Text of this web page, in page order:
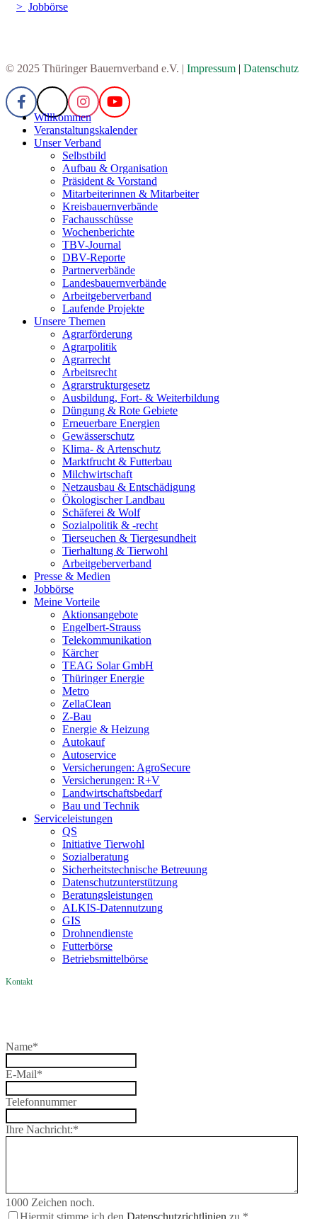
Jobbörse
© 2025 Thüringer Bauernverband e.V. | Impressum | Datenschutz
Willkommen
Veranstaltungskalender
Unser Verband
Selbstbild
Aufbau & Organisation
Präsident & Vorstand
Mitarbeiterinnen & Mitarbeiter
Kreisbauernverbände
Fachausschüsse
Wochenberichte
TBV-Journal
DBV-Reporte
Partnerverbände
Landesbauernverbände
Arbeitgeberverband
Laufende Projekte
Unsere Themen
Agrarförderung
Agrarpolitik
Agrarrecht
Arbeitsrecht
Agrarstrukturgesetz
Ausbildung, Fort- & Weiterbildung
Düngung & Rote Gebiete
Erneuerbare Energien
Gewässerschutz
Klima- & Artenschutz
Marktfrucht & Futterbau
Milchwirtschaft
Netzausbau & Entschädigung
Ökologischer Landbau
Schäferei & Wolf
Sozialpolitik & -recht
Tierseuchen & Tiergesundheit
Tierhaltung & Tierwohl
Arbeitgeberverband
Presse & Medien
Jobbörse
Meine Vorteile
Aktionsangebote
Engelbert-Strauss
Telekommunikation
Kärcher
TEAG Solar GmbH
Thüringer Energie
Metro
ZellaClean
Z-Bau
Energie & Heizung
Autokauf
Autoservice
Versicherungen: AgroSecure
Versicherungen: R+V
Landwirtschaftsbedarf
Bau und Technik
Service­­leistungen
QS
Initiative Tierwohl
Sozialberatung
Sicherheitstechnische Betreuung
Datenschutzunterstützung
Beratungsleistungen
ALKIS-Datennutzung
GIS
Drohnendienste
Futterbörse
Betriebsmittelbörse
Kontakt
Name*
E-Mail*
Telefonnummer
Ihre Nachricht:*
1000 Zeichen noch.
Hiermit stimme ich den Datenschutzrichtlinien zu. *